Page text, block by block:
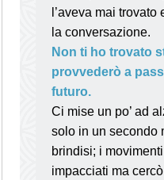
l’aveva mai
la conversazione.
Non ti ho trovato
provvederò a
futuro.
Ci mise un po’ ad
solo in un secondo
brindisi; i
impacciati ma